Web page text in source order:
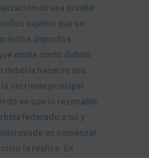
de una prueba
sujetos que se
deportiva
existe cierto debate
debería hacerse una
corriente principal
en que lo razonable
federado o no y
en comenzar
la realice. En